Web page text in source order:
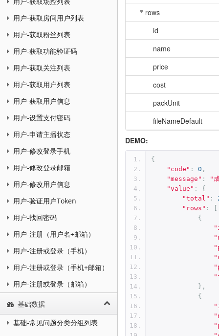
用户-获取房间用户列表
用户-获取粉丝列表
用户-获取功能验证码
用户-获取关注列表
用户-获取用户列表
用户-获取用户信息
用户-设置支付密码
用户-申请主播状态
用户-修改登录手机
用户-修改登录邮箱
用户-修改用户信息
用户-验证用户Token
用户-找回密码
用户-注册（用户名+邮箱）
用户-注册或登录（手机）
用户-注册或登录（手机+邮箱）
用户-注册或登录（邮箱）
基础数据
基础-常见问题分类分组列表
rows
id
name
price
cost
packUnit
fileNameDefault
DEMO:
{
"code" : 0 ,
"message" :
"
"value" :
{
"total" :
"rows" :
[
{
},
{